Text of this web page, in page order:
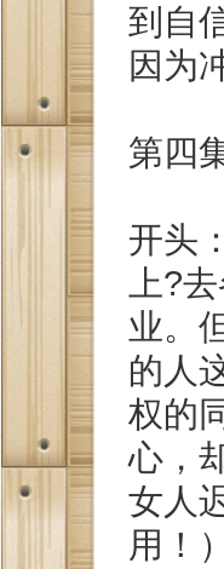
到自
因为
第四
开头
上?
业。
的人
权的
心，
女人
用！）